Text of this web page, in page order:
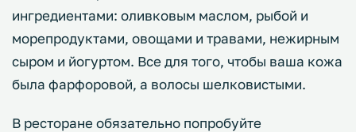
ингредиентами: оливковым маслом, рыбой и
морепродуктами, овощами и травами, нежирным
сыром и йогуртом. Все для того, чтобы ваша кожа
была фарфоровой, а волосы шелковистыми.
В ресторане обязательно попробуйте